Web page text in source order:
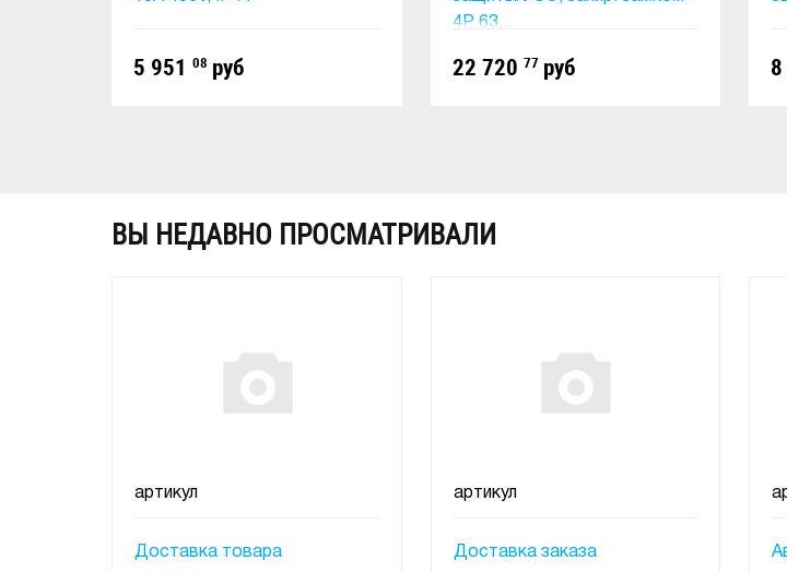
5 951 08 руб
4P 63...
22 720 77 руб
ВЫ НЕДАВНО ПРОСМАТРИВАЛИ
Доставка товара
артикул
Доставка заказа
артикул